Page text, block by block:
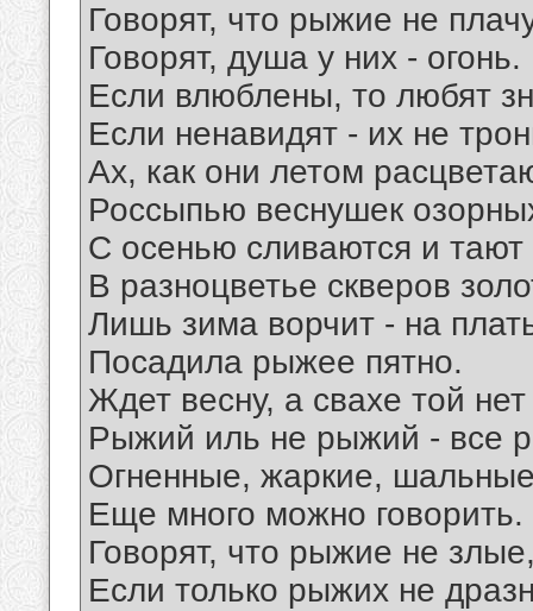
Говорят, что рыжие не
Говорят, душа у них - огонь.
Если влюблены, то любят
Если ненавидят - их не
Ах, как они летом
Россыпью веснушек
С осенью сливаются и тают
В разноцветье скверов
Лишь зима ворчит - на
Посадила рыжее пятно.
Ждет весну, а свахе той
Рыжий иль не рыжий - все
Огненные, жаркие,
Еще много можно говорить.
Говорят, что рыжие не
Если только рыжих не